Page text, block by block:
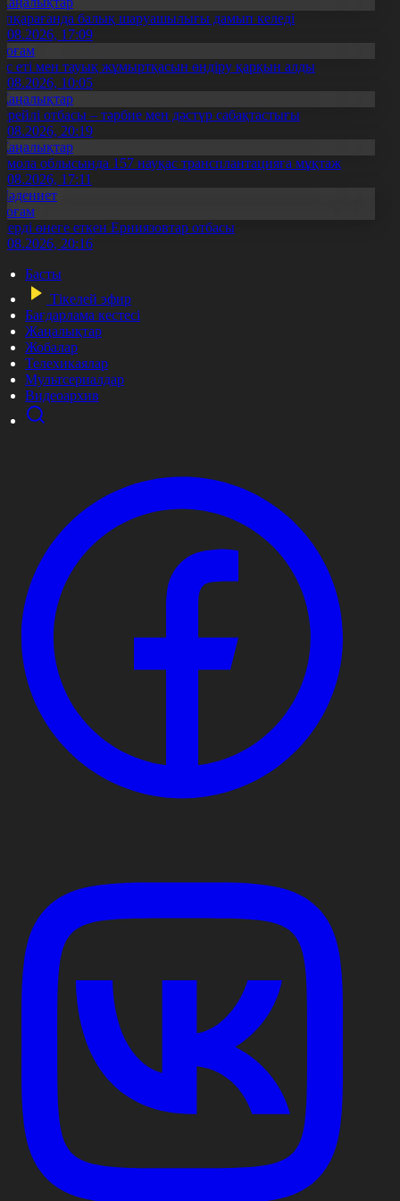
балық шаруашылығы дамып келеді
17:09
еті мен тауық жұмыртқасын өндіру қарқын алды
10:05
отбасы – тәрбие мен дәстүр сабақтастығы
20:19
облысында 157 науқас трансплантацияға мұқтаж
17:11
өнеге еткен Ерниязовтар отбасы
20:16
Басты
Тікелей эфир
Бағдарлама кестесі
Жаңалықтар
Жобалар
Телехикаялар
Мультсериалдар
Видеоархив